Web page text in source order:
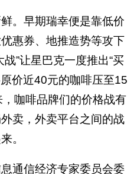
。早期瑞幸便是靠低价
惠券、地推造势等攻下
”让星巴克一度推出“买
价近40元的咖啡压至15
咖啡品牌们的价格战有
卖，外卖平台之间的战
。
通信经济专家委员会委